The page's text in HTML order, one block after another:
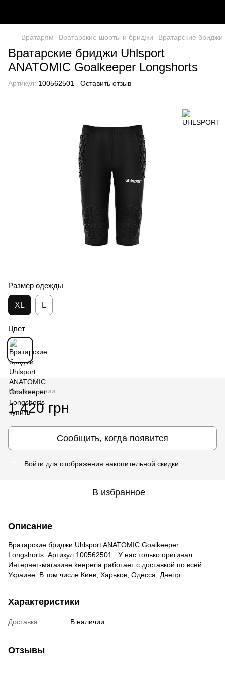
Вратарям Вратарские шорты и бриджи Вратарские
Вратарские бриджи Uhlsport
ANATOMIC Goalkeeper Longshorts
Артикул: 100562501 Оставить отзыв
Размер одежды
XL L
Цвет
Нет в наличии
1 420 грн
Сообщить, когда появится
Войти для отображения накопительной скидки
В избранное
Описание
Вратарские бриджи Uhlsport ANATOMIC Goalkeeper
Longshorts. Артикул 100562501 . У нас только оригинал.
Интернет-магазине keeperia работает с доставкой по всей
Украине. В том числе Киев, Харьков, Одесса, Днепр
Характеристики
Доставка В наличии
Отзывы